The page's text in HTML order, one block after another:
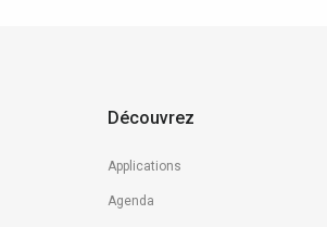
Découvrez
Applications
Agenda